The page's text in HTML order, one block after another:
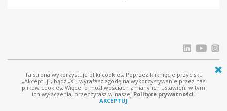
© Ostrowski i Wspólnicy |www.ostrowski.legal| Wszystkie prawa zastrzeżone
Licznik odwiedziń: 415923
Ta strona wykorzystuje pliki cookies. Poprzez kliknięcie przycisku
„Akceptuj", bądź „X", wyrażasz zgodę na wykorzystywanie przez nas
plików cookies. Więcej o możliwościach zmiany ich ustawień, w tym
ich wyłączenia, przeczytasz w naszej Polityce prywatności.
AKCEPTUJ